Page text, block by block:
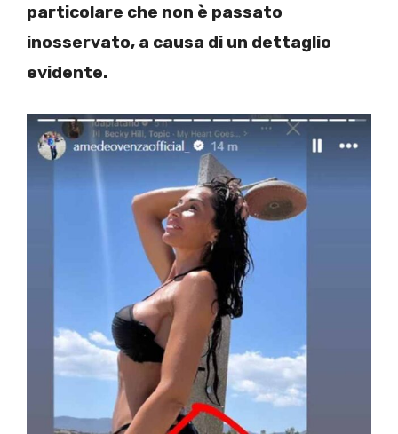
particolare che non è passato
inosservato, a causa di un dettaglio
evidente.